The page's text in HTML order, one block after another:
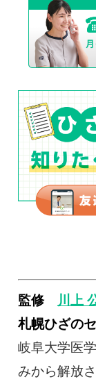
監修
川上
札幌ひざの
岐阜大学医
みから解放